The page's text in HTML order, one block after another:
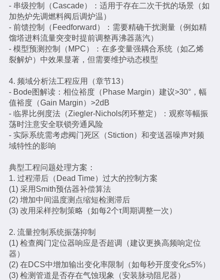
- 串级控制（Cascade）：适用于存在二次干扰的场景（如
加热炉先调燃料阀后调炉温）
- 前馈控制（Feedforward）：需要精确干扰测量（例如精
馏塔进料流量突变时提前调整再沸器蒸汽）
- 模型预测控制（MPC）：在多变量强耦合系统（如乙烯
裂解炉）中效果显著，但需要维护动态模型
4. 频域分析法工程应用（章节13）
- Bode图解读：相位裕度（Phase Margin）建议>30°，幅
值裕度（Gain Margin）>2dB
- 临界比例度法（Ziegler-Nichols闭环整定）：观察等幅振
荡时注意安全联锁旁通风险
- 实际系统需考虑阀门死区（Stiction）和变送器噪声对频
域特性的影响
典型工程问题处理方案：
1. 过程滞后（Dead Time）过大的控制方案
(1) 采用Smith预估器补偿算法
(2) 增加中间温度测点缩短检测滞后
(3) 改用采样控制策略（如每2个τ周期调整一次）
2. 流量控制系统振荡抑制
(1) 检查阀门定位器响应是否超调（建议更换高频响定位
器）
(2) 在DCS中增加输出变化率限制（如每秒开度变化≤5%）
(3) 检测管道是否存在气蚀现象（安装脉动阻尼器）